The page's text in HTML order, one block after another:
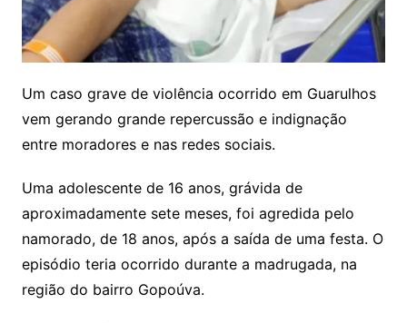
Um caso grave de violência ocorrido em Guarulhos
vem gerando grande repercussão e indignação
entre moradores e nas redes sociais.
Uma adolescente de 16 anos, grávida de
aproximadamente sete meses, foi agredida pelo
namorado, de 18 anos, após a saída de uma festa. O
episódio teria ocorrido durante a madrugada, na
região do bairro Gopoúva.